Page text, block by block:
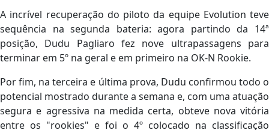
A incrível recuperação do piloto da equipe Evolution teve
sequência na segunda bateria: agora partindo da 14ª
posição, Dudu Pagliaro fez nove ultrapassagens para
terminar em 5º na geral e em primeiro na OK-N Rookie.
Por fim, na terceira e última prova, Dudu confirmou todo o
potencial mostrado durante a semana e, com uma atuação
segura e agressiva na medida certa, obteve nova vitória
entre os "rookies" e foi o 4º colocado na classificação